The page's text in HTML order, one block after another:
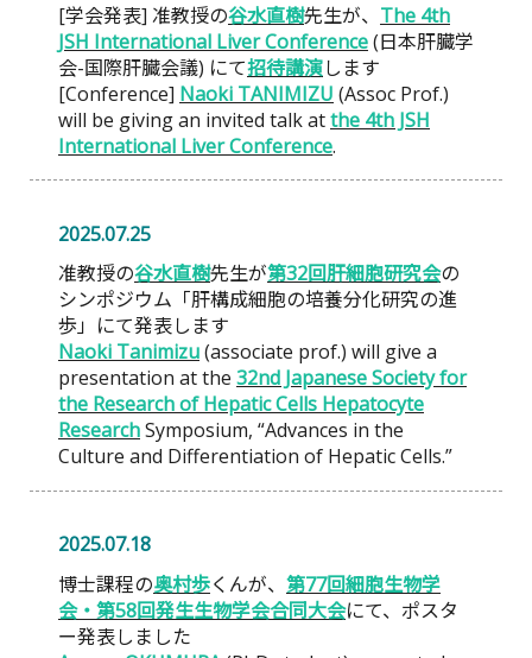
[学会発表] 准教授の谷水直樹先生が、 The 4th
JSH International Liver Conference(日本肝臓学
会-国際肝臓会議) にて招待講演します
[Conference] Naoki TANIMIZU (Assoc Prof.)
will be giving an invited talk atthe 4th JSH
International Liver Conference.
2025.07.25
准教授の谷水直樹先生が第32回肝細胞研究会の
シンポジウム「肝構成細胞の培養分化研究の進
歩」にて発表します
Naoki Tanimizu(associate prof.) will give a
presentation at the 32nd Japanese Society for
the Research of Hepatic Cells Hepatocyte
ResearchSymposium, “Advances in the
Culture and Differentiation of Hepatic Cells.”
2025.07.18
博士課程の奥村歩くんが、 第77回細胞生物学
会・第58回発生生物学会合同大会にて、ポスタ
ー発表しました